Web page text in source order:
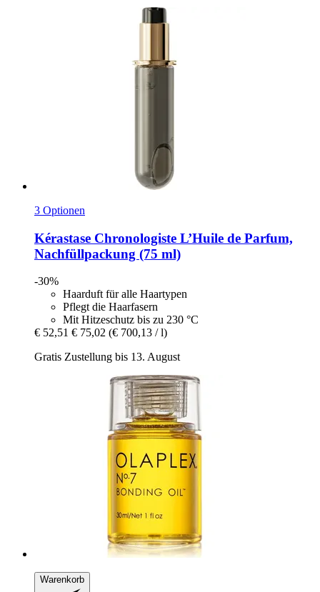
3 Optionen
Kérastase Chronologiste L’Huile de Parfum,
Nachfüllpackung (75 ml)
-30%
Haarduft für alle Haartypen
Pflegt die Haarfasern
Mit Hitzeschutz bis zu 230 °C
€ 52,51 € 75,02 (€ 700,13 / l)
Gratis Zustellung bis 13. August
Warenkorb